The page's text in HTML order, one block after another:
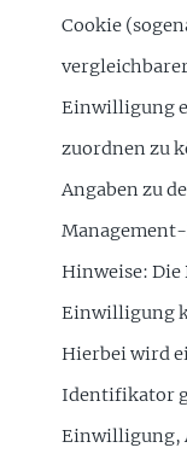
Cookie
Einwilligung
zuordnen zu
Angaben zu
Hinweise: Die
Einwilligung
Hierbei wird
Identifikator
Einwilligung,